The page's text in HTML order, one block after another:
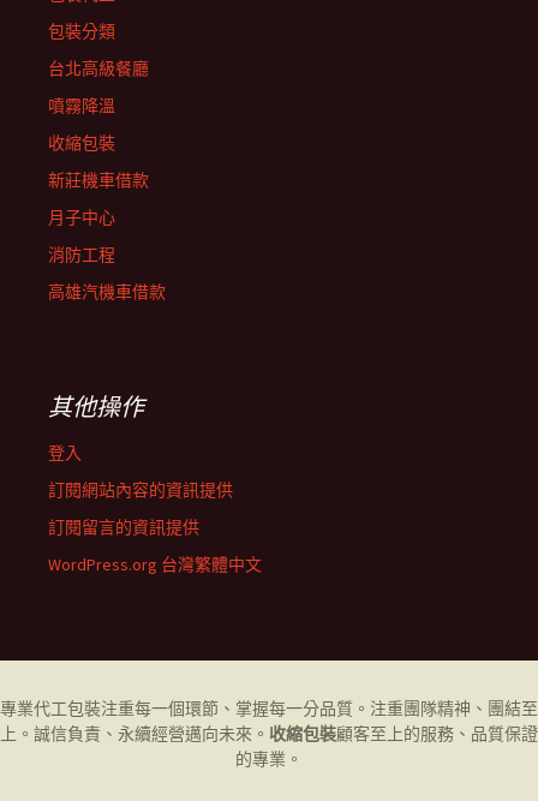
包裝分類
台北高級餐廳
噴霧降溫
收縮包裝
新莊機車借款
月子中心
消防工程
高雄汽機車借款
其他操作
登入
訂閱網站內容的資訊提供
訂閱留言的資訊提供
WordPress.org 台灣繁體中文
專業代工包裝注重每一個環節、掌握每一分品質。注重團隊精神、團結至
上。誠信負責、永續經營邁向未來。 收縮包裝顧客至上的服務、品質保證
的專業。